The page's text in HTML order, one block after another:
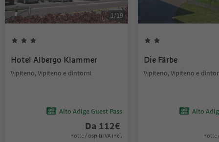
1/19
Hotel Albergo Klammer
Vipiteno, Vipiteno e dintorni
Alto Adige Guest Pass
Da 112€
notte / ospiti IVA incl.
Die Färbe
Vipiteno, Vipiteno e
Alto
notte